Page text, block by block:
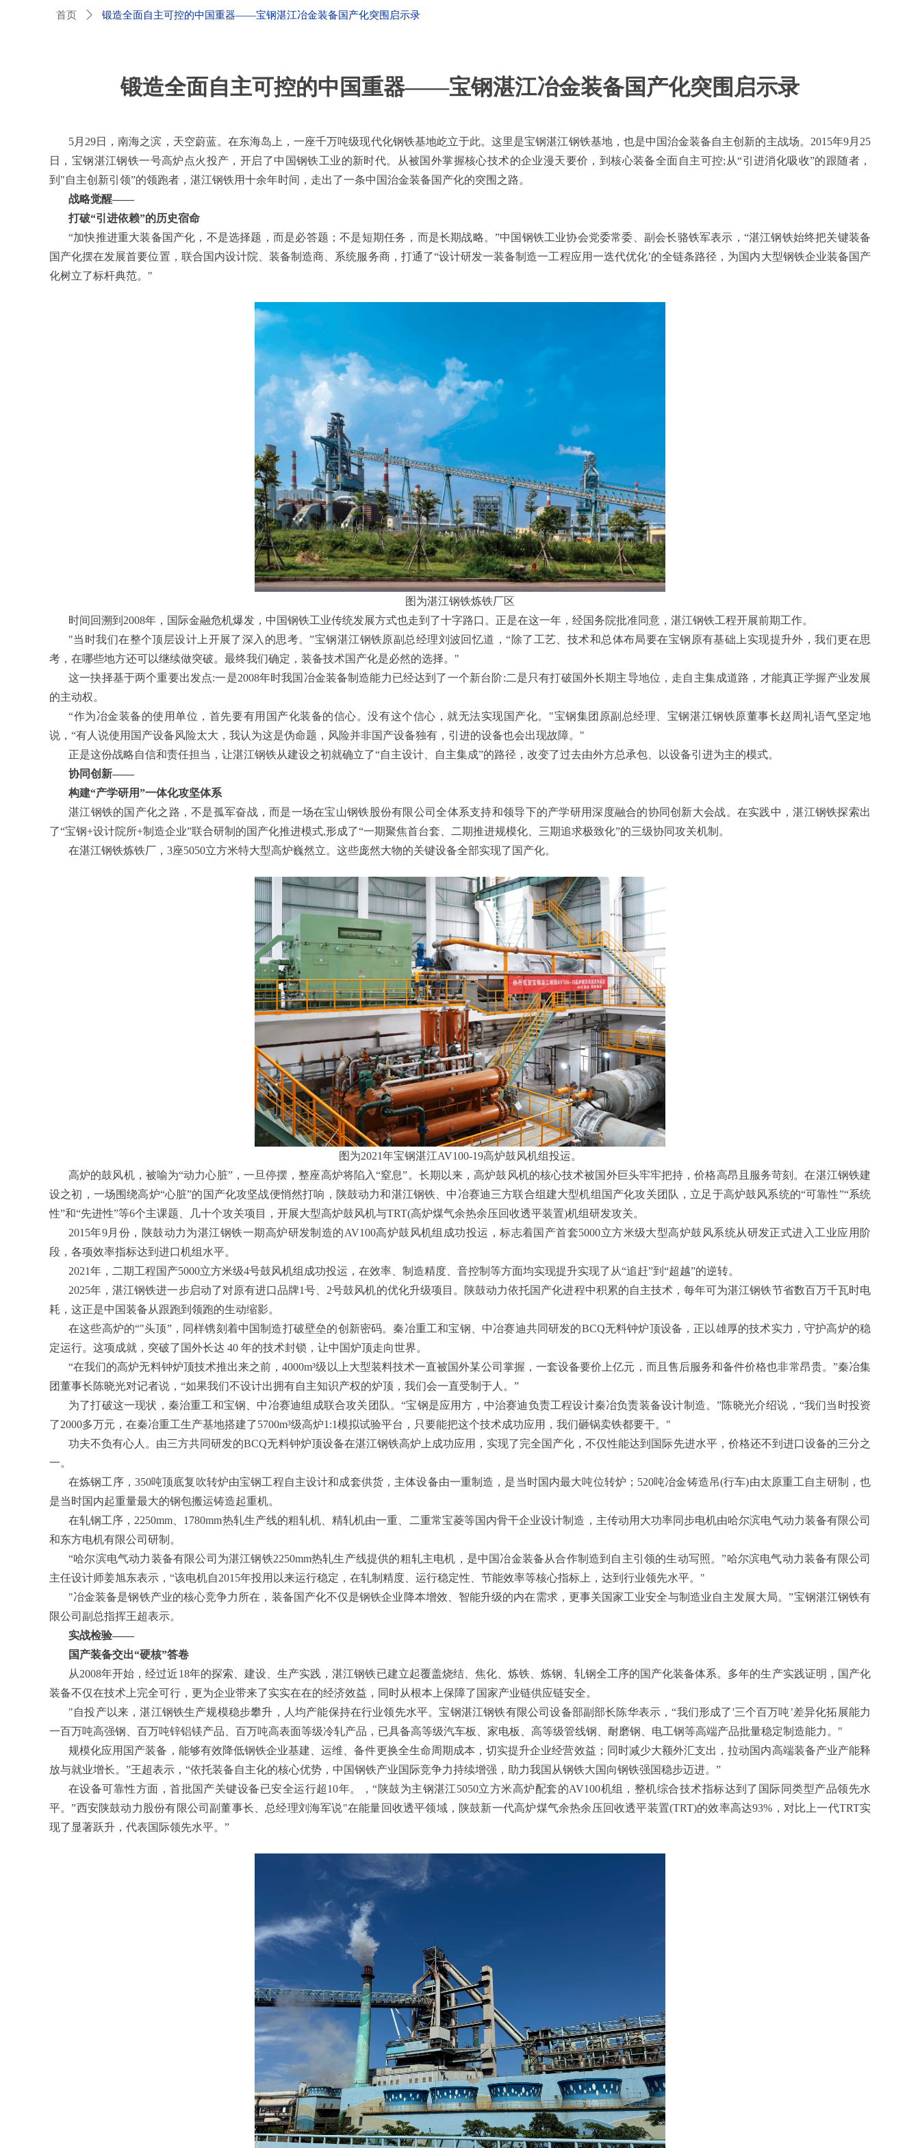
首页 ꄲ 锻造全面自主可控的中国重器——宝钢湛江冶金装备国产化突围启示录
锻造全面自主可控的中国重器——宝钢湛江冶金装备国产化突围启示录
5月29日，南海之滨，天空蔚蓝。在东海岛上，一座千万吨级现代化钢铁基地屹立于此。这里是宝钢湛江钢铁基地，也是中国治金装备自主创新的主战场。2015年9月25
日，宝钢湛江钢铁一号高炉点火投产，开启了中国钢铁工业的新时代。从被国外掌握核心技术的企业漫天要价，到核心装备全面自主可控;从“引进消化吸收”的跟随者，
到"自主创新引领”的领跑者，湛江钢铁用十余年时间，走出了一条中国治金装备国产化的突围之路。
战略觉醒——
打破“引进依赖”的历史宿命
“加快推进重大装备国产化，不是选择题，而是必答题；不是短期任务，而是长期战略。”中国钢铁工业协会党委常委、副会长骆铁军表示，“湛江钢铁始终把关键装备
国产化摆在发展首要位置，联合国内设计院、装备制造商、系统服务商，打通了“设计研发一装备制造一工程应用一迭代优化’的全链条路径，为国内大型钢铁企业装备国产
化树立了标杆典范。"
图为湛江钢铁炼铁厂区
时间回溯到2008年，国际金融危机爆发，中国钢铁工业传统发展方式也走到了十字路口。正是在这一年，经国务院批准同意，湛江钢铁工程开展前期工作。
"当时我们在整个顶层设计上开展了深入的思考。”宝钢湛江钢铁原副总经理刘波回忆道，“除了工艺、技术和总体布局要在宝钢原有基础上实现提升外，我们更在思
考，在哪些地方还可以继续做突破。最终我们确定，装备技术国产化是必然的选择。"
这一抉择基于两个重要出发点:一是2008年时我国冶金装备制造能力已经达到了一个新台阶:二是只有打破国外长期主导地位，走自主集成道路，才能真正学握产业发展
的主动权。
“作为冶金装备的使用单位，首先要有用国产化装备的信心。没有这个信心，就无法实现国产化。"宝钢集团原副总经理、宝钢湛江钢铁原董事长赵周礼语气坚定地
说，“有人说使用国产设备风险太大，我认为这是伪命题，风险并非国产设备独有，引进的设备也会出现故障。"
正是这份战略自信和责任担当，让湛江钢铁从建设之初就确立了“自主设计、自主集成”的路径，改变了过去由外方总承包、以设备引进为主的模式。
协同创新——
构建“产学研用”一体化攻坚体系
湛江钢铁的国产化之路，不是孤军奋战，而是一场在宝山钢铁股份有限公司全体系支持和领导下的产学研用深度融合的协同创新大会战。在实践中，湛江钢铁探索出
了“宝钢+设计院所+制造企业”联合研制的国产化推进模式,形成了“一期聚焦首台套、二期推进规模化、三期追求极致化”的三级协同攻关机制。
在湛江钢铁炼铁厂，3座5050立方米特大型高炉巍然立。这些庞然大物的关键设备全部实现了国产化。
图为2021年宝钢湛江AV100-19高炉鼓风机组投运。
高炉的鼓风机，被喻为“动力心脏”，一旦停摆，整座高炉将陷入“窒息”。长期以来，高炉鼓风机的核心技术被国外巨头牢牢把持，价格高昂且服务苛刻。在湛江钢铁建
设之初，一场围绕高炉“心脏”的国产化攻坚战便悄然打响，陕鼓动力和湛江钢铁、中冶赛迪三方联合组建大型机组国产化攻关团队，立足于高炉鼓风系统的“可靠性”“系统
性”和“先进性”等6个主课题、几十个攻关项目，开展大型高炉鼓风机与TRT(高炉煤气余热余压回收透平装置)机组研发攻关。
2015年9月份，陕鼓动力为湛江钢铁一期高炉研发制造的AV100高炉鼓风机组成功投运，标志着国产首套5000立方米级大型高炉鼓风系统从研发正式进入工业应用阶
段，各项效率指标达到进口机组水平。
2021年，二期工程国产5000立方米级4号鼓风机组成功投运，在效率、制造精度、音控制等方面均实现提升实现了从“追赶”到“超越”的逆转。
2025年，湛江钢铁进一步启动了对原有进口品牌1号、2号鼓风机的优化升级项目。陕鼓动力依托国产化进程中积累的自主技术，每年可为湛江钢铁节省数百万千瓦时电
耗，这正是中国装备从跟跑到领跑的生动缩影。
在这些高炉的“"头顶”，同样镌刻着中国制造打破壁垒的创新密码。秦冶重工和宝钢、中冶赛迪共同研发的BCQ无料钟炉顶设备，正以雄厚的技术实力，守护高炉的稳
定运行。这项成就，突破了国外长达 40 年的技术封锁，让中国炉顶走向世界。
“在我们的高炉无料钟炉顶技术推出来之前，4000m³级以上大型装料技术一直被国外某公司掌握，一套设备要价上亿元，而且售后服务和备件价格也非常昂贵。”秦冶集
团董事长陈晓光对记者说，“如果我们不设计出拥有自主知识产权的炉顶，我们会一直受制于人。”
为了打破这一现状，秦治重工和宝钢、中冶赛迪组成联合攻关团队。“宝钢是应用方，中治赛迪负责工程设计秦冶负责装备设计制造。”陈晓光介绍说，“我们当时投资
了2000多万元，在秦冶重工生产基地搭建了5700m³级高炉1:1模拟试验平台，只要能把这个技术成功应用，我们砸锅卖铁都要干。"
功夫不负有心人。由三方共同研发的BCQ无料钟炉顶设备在湛江钢铁高炉上成功应用，实现了完全国产化，不仅性能达到国际先进水平，价格还不到进口设备的三分之
一。
在炼钢工序，350吨顶底复吹转炉由宝钢工程自主设计和成套供货，主体设备由一重制造，是当时国内最大吨位转炉；520吨冶金铸造吊(行车)由太原重工自主研制，也
是当时国内起重量最大的钢包搬运铸造起重机。
在轧钢工序，2250mm、1780mm热轧生产线的粗轧机、精轧机由一重、二重常宝菱等国内骨干企业设计制造，主传动用大功率同步电机由哈尔滨电气动力装备有限公司
和东方电机有限公司研制。
“哈尔滨电气动力装备有限公司为湛江钢铁2250mm热轧生产线提供的粗轧主电机，是中国冶金装备从合作制造到自主引领的生动写照。”哈尔滨电气动力装备有限公司
主任设计师姜旭东表示，“该电机自2015年投用以来运行稳定，在轧制精度、运行稳定性、节能效率等核心指标上，达到行业领先水平。"
"冶金装备是钢铁产业的核心竞争力所在，装备国产化不仅是钢铁企业降本增效、智能升级的内在需求，更事关国家工业安全与制造业自主发展大局。”宝钢湛江钢铁有
限公司副总指挥王超表示。
实战检验——
国产装备交出“硬核”答卷
从2008年开始，经过近18年的探索、建设、生产实践，湛江钢铁已建立起覆盖烧结、焦化、炼铁、炼钢、轧钢全工序的国产化装备体系。多年的生产实践证明，国产化
装备不仅在技术上完全可行，更为企业带来了实实在在的经济效益，同时从根本上保障了国家产业链供应链安全。
"自投产以来，湛江钢铁生产规模稳步攀升，人均产能保持在行业领先水平。宝钢湛江钢铁有限公司设备部副部长陈华表示，“我们形成了'三个百万吨’差异化拓展能力
一百万吨高强钢、百万吨锌铝镁产品、百万吨高表面等级冷轧产品，已具备高等级汽车板、家电板、高等级管线钢、耐磨钢、电工钢等高端产品批量稳定制造能力。"
规模化应用国产装备，能够有效降低钢铁企业基建、运维、备件更换全生命周期成本，切实提升企业经营效益；同时减少大额外汇支出，拉动国内高端装备产业产能释
放与就业增长。”王超表示，“依托装备自主化的核心优势，中国钢铁产业国际竞争力持续增强，助力我国从钢铁大国向钢铁强国稳步迈进。”
在设备可靠性方面，首批国产关键设备已安全运行超10年。，“陕鼓为主钢湛江5050立方米高炉配套的AV100机组，整机综合技术指标达到了国际同类型产品领先水
平。”西安陕鼓动力股份有限公司副董事长、总经理刘海军说"在能量回收透平领域，陕鼓新一代高炉煤气余热余压回收透平装置(TRT)的效率高达93%，对比上一代TRT实
现了显著跃升，代表国际领先水平。”